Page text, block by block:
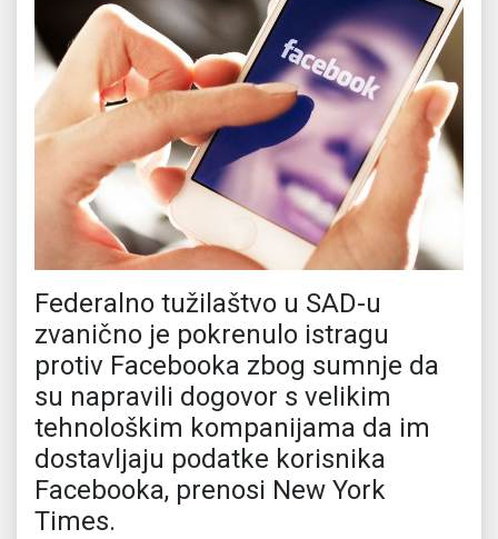
Federalno tužilaštvo u SAD-u
zvanično je pokrenulo istragu
protiv Facebooka zbog sumnje da
su napravili dogovor s velikim
tehnološkim kompanijama da im
dostavljaju podatke korisnika
Facebooka, prenosi New York
Times.